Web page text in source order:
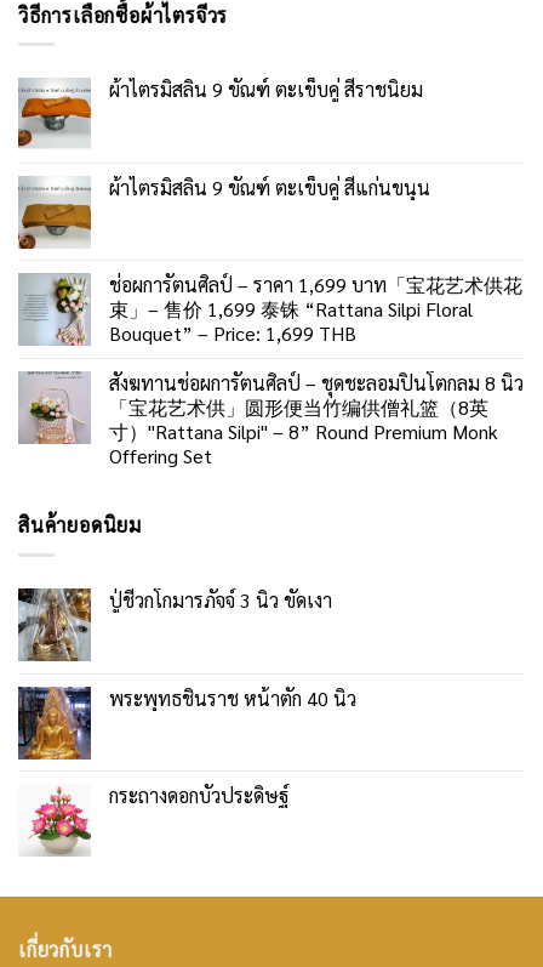
วิธีการเลือกซื้อผ้าไตรจีวร
ผ้าไตรมิสลิน 9 ขัณฑ์ ตะเข็บคู่ สีราชนิยม
ผ้าไตรมิสลิน 9 ขัณฑ์ ตะเข็บคู่ สีแก่นขนุน
ช่อผการัตนศิลป์ – ราคา 1,699 บาท「宝花艺术供花
束」– 售价 1,699 泰铢 “Rattana Silpi Floral
Bouquet” – Price: 1,699 THB
สังฆทานช่อผการัตนศิลป์ – ชุดชะลอมปิ่นโตกลม 8 นิ้ว
「宝花艺术供」圆形便当竹编供僧礼篮（8英
寸）"Rattana Silpi" – 8” Round Premium Monk
Offering Set
สินค้ายอดนิยม
ปู่ชีวกโกมารภัจจ์ 3 นิ้ว ขัดเงา
พระพุทธชินราช หน้าตัก 40 นิ้ว
กระถางดอกบัวประดิษฐ์
เกี่ยวกับเรา